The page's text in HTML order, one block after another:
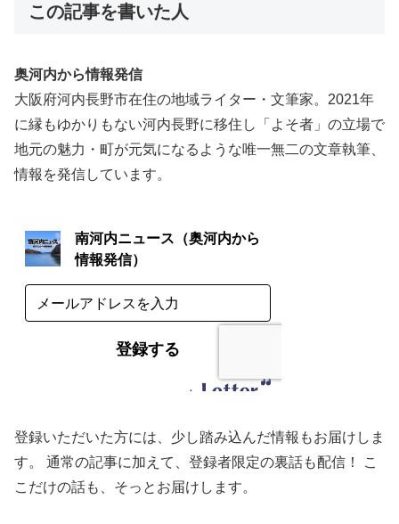
この記事を書いた人
奥河内から情報発信
大阪府河内長野市在住の地域ライター・文筆家。2021年
に縁もゆかりもない河内長野に移住し「よそ者」の立場で
地元の魅力・町が元気になるような唯一無二の文章執筆、
情報を発信しています。
登録いただいた方には、少し踏み込んだ情報もお届けしま
す。 通常の記事に加えて、登録者限定の裏話も配信！ こ
こだけの話も、そっとお届けします。